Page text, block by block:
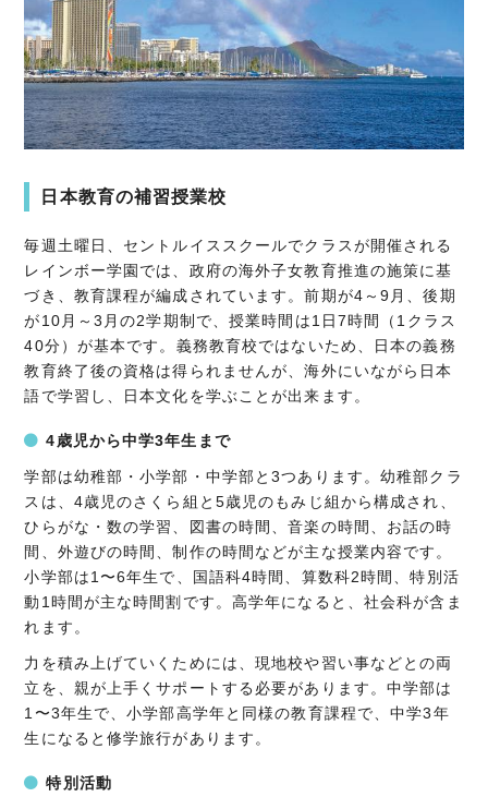
日本教育の補習授業校
毎週土曜日、セントルイススクールでクラスが開催される
レインボー学園では、政府の海外子女教育推進の施策に基
づき、教育課程が編成されています。前期が4～9月、後期
が10月～3月の2学期制で、授業時間は1日7時間（1クラス
40分）が基本です。義務教育校ではないため、日本の義務
教育終了後の資格は得られませんが、海外にいながら日本
語で学習し、日本文化を学ぶことが出来ます。
4歳児から中学3年生まで
学部は幼稚部・小学部・中学部と3つあります。幼稚部クラ
スは、4歳児のさくら組と5歳児のもみじ組から構成され、
ひらがな・数の学習、図書の時間、音楽の時間、お話の時
間、外遊びの時間、制作の時間などが主な授業内容です。
小学部は1〜6年生で、国語科4時間、算数科2時間、特別活
動1時間が主な時間割です。高学年になると、社会科が含ま
れます。
力を積み上げていくためには、現地校や習い事などとの両
立を、親が上手くサポートする必要があります。中学部は
1〜3年生で、小学部高学年と同様の教育課程で、中学3年
生になると修学旅行があります。
特別活動